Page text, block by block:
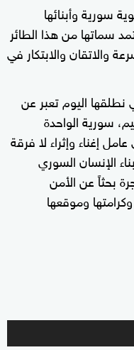
سورية وأبنائها
سماتها من هذا الطائر
والاتقان والابتكار في
اليوم تعبر عن
سورية الواحدة
إغناء وإثراء لا فرقة
الإنسان السوري
بحثاً عن الأمن
وموقعها